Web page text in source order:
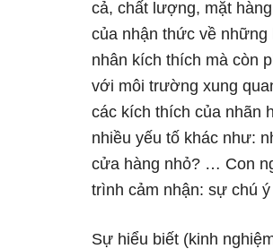
cả, chất lượng, mặt
của nhận thức về
nhân kích thích mà còn
với môi trường xung
các kích thích của nhãn
nhiều yếu tố khác như:
cửa hàng nhỏ? … Con
trình cảm nhận: sự chú
Sự hiểu biết (kinh